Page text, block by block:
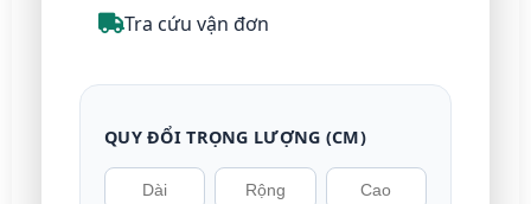
Tra cứu vận đơn
QUY ĐỔI TRỌNG LƯỢNG (CM)